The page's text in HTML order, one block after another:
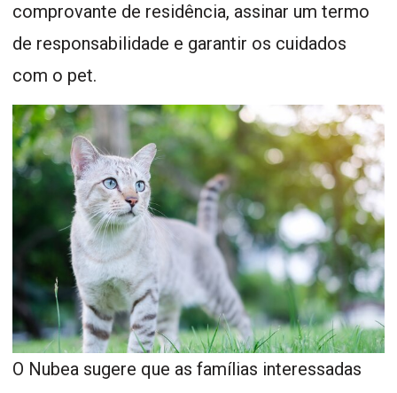
comprovante de residência, assinar um termo
de responsabilidade e garantir os cuidados
com o pet.
O Nubea sugere que as famílias interessadas